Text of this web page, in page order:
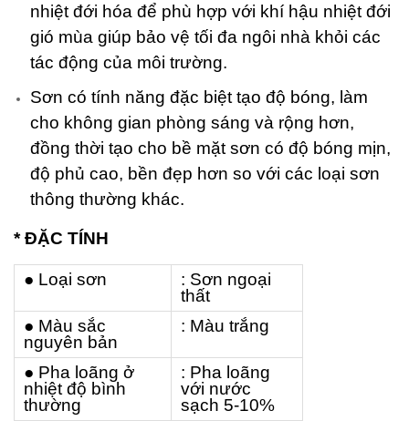
nhiệt đới hóa để phù hợp với khí hậu nhiệt đới
gió mùa giúp bảo vệ tối đa ngôi nhà khỏi các
tác động của môi trường.
Sơn có tính năng đặc biệt tạo độ bóng, làm
cho không gian phòng sáng và rộng hơn,
đồng thời tạo cho bề mặt sơn có độ bóng mịn,
độ phủ cao, bền đẹp hơn so với các loại sơn
thông thường khác.
* ĐẶC TÍNH
● Loại sơn
: Sơn ngoại
thất
● Màu sắc
nguyên bản
: Màu trắng
● Pha loãng ở
nhiệt độ bình
thường
: Pha loãng
với nước
sạch 5-10%